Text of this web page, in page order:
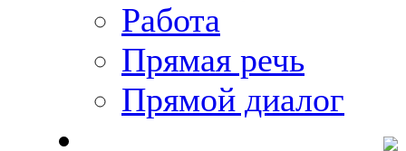
Работа
Прямая речь
Прямой диалог